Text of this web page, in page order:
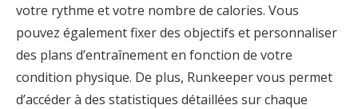
votre rythme et votre nombre de calories. Vous
pouvez également fixer des objectifs et personnaliser
des plans d’entraînement en fonction de votre
condition physique. De plus, Runkeeper vous permet
d’accéder à des statistiques détaillées sur chaque